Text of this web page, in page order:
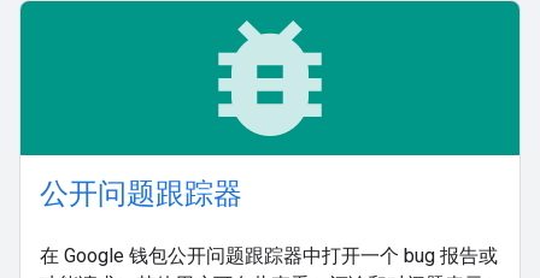
bug_report
公开问题跟踪器
在 Google 钱包公开问题跟踪器中打开一个 bug 报告或